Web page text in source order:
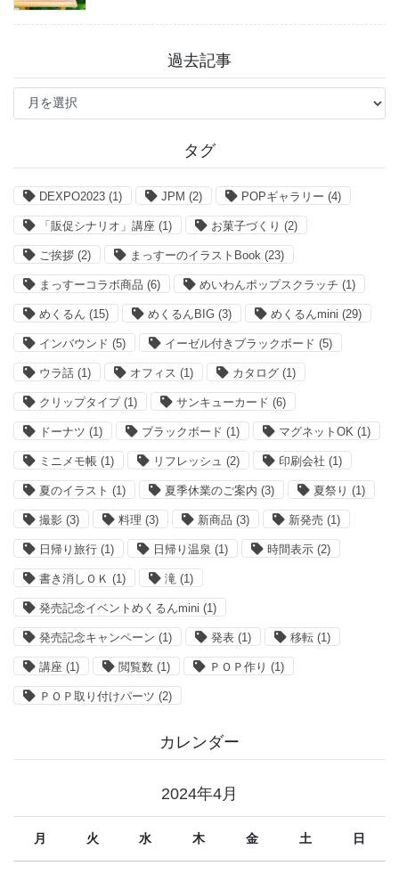
過去記事
過
記
タグ
DEXPO2023 (1) JPM (2) POPギャラリー (4)
「販促シナリオ」講座 (1) お菓子づくり (2)
ご挨拶 (2) まっすーのイラストBook (23)
まっすーコラボ商品 (6) めいわんポップスクラッチ (1)
めくるん (15) めくるんBIG (3) めくるんmini (29)
インバウンド (5) イーゼル付きブラックボード (5)
ウラ話 (1) オフィス (1) カタログ (1)
クリップタイプ(1) サンキューカード (6)
ドーナツ (1) ブラックボード (1) マグネットOK (1)
ミニメモ帳 (1) リフレッシュ (2) 印刷会社 (1)
夏のイラスト (1) 夏季休業のご案内 (3) 夏祭り (1)
撮影 (3) 料理 (3) 新商品 (3) 新発売 (1)
日帰り旅行 (1) 日帰り温泉 (1) 時間表示 (2)
書き消しＯＫ (1) 滝 (1)
発売記念イベントめくるんmini (1)
発売記念キャンペーン (1) 発表 (1) 移転 (1)
講座 (1) 閲覧数 (1) ＰＯＰ作り (1)
ＰＯＰ取り付けパーツ (2)
カレンダー
2024年4月
月 火 水 木 金 土 日